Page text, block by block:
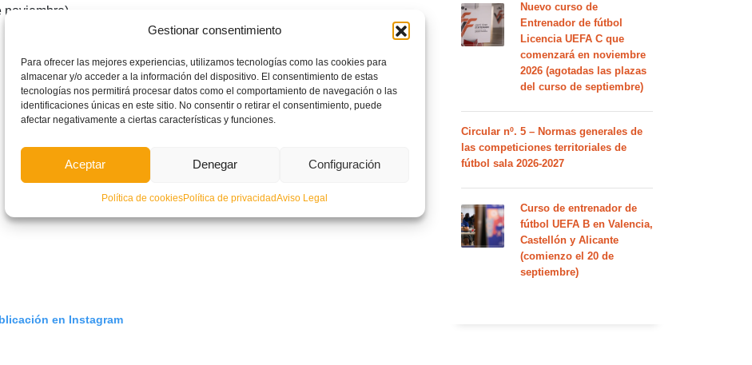
Gestionar consentimiento
Para ofrecer las mejores experiencias, utilizamos tecnologías como las cookies para
almacenar y/o acceder a la información del dispositivo. El consentimiento de estas
tecnologías nos permitirá procesar datos como el comportamiento de navegación o las
identificaciones únicas en este sitio. No consentir o retirar el consentimiento, puede
afectar negativamente a ciertas características y funciones.
Aceptar Denegar Configuración
Política de cookiesPolítica de privacidadAviso Legal
en Instagram
Nuevo curso de
Entrenador de fútbol
Licencia UEFA C que
comenzará en noviembre
2026 (agotadas las plazas
del curso de septiembre)
Circular nº. 5 – Normas generales de
las competiciones territoriales de
fútbol sala 2026-2027
Curso de entrenador de
fútbol UEFA B en Valencia,
Castellón y Alicante
(comienzo el 20 de
septiembre)